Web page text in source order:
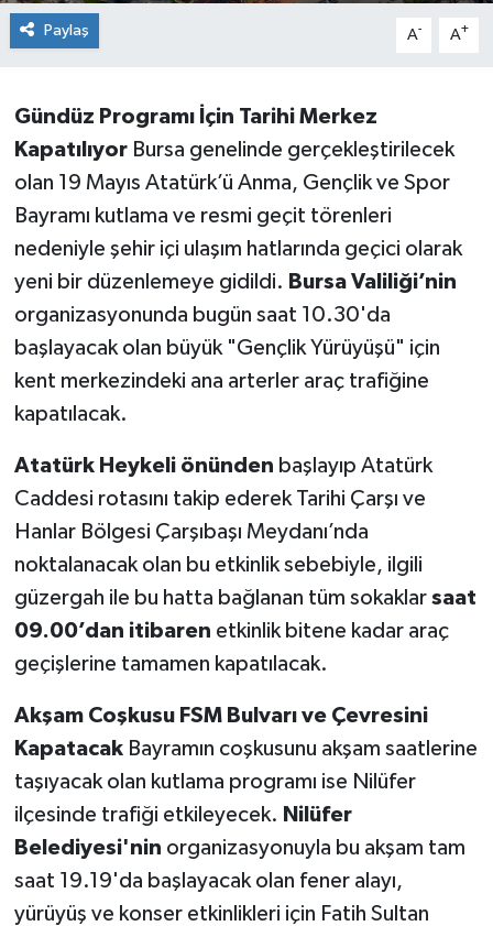
Paylaş A- A+
Gündüz Programı İçin Tarihi Merkez
KapatılıyorBursa genelinde gerçekleştirilecek
olan 19 Mayıs Atatürk’ü Anma, Gençlik ve Spor
Bayramı kutlama ve resmi geçit törenleri
nedeniyle şehir içi ulaşım hatlarında geçici olarak
yeni bir düzenlemeye gidildi. Bursa Valiliği’nin
organizasyonunda bugün saat 10.30'da
başlayacak olan büyük "Gençlik Yürüyüşü" için
kent merkezindeki ana arterler araç trafiğine
kapatılacak.
Atatürk Heykeli önünden başlayıp Atatürk
Caddesi rotasını takip ederek Tarihi Çarşı ve
Hanlar Bölgesi Çarşıbaşı Meydanı’nda
noktalanacak olan bu etkinlik sebebiyle, ilgili
güzergah ile bu hatta bağlanan tüm sokaklar saat
09.00’dan itibaren etkinlik bitene kadar araç
geçişlerine tamamen kapatılacak.
Akşam Coşkusu FSM Bulvarı ve Çevresini
KapatacakBayramın coşkusunu akşam saatlerine
taşıyacak olan kutlama programı ise Nilüfer
ilçesinde trafiği etkileyecek. Nilüfer
Belediyesi'nin organizasyonuyla bu akşam tam
saat 19.19'da başlayacak olan fener alayı,
yürüyüş ve konser etkinlikleri için Fatih Sultan
Türkiye